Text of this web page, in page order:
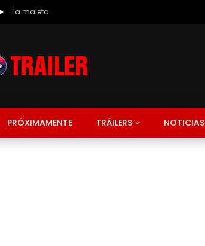
La maleta
PRÓXIMAMENTE TRÁILERS NOTICIAS